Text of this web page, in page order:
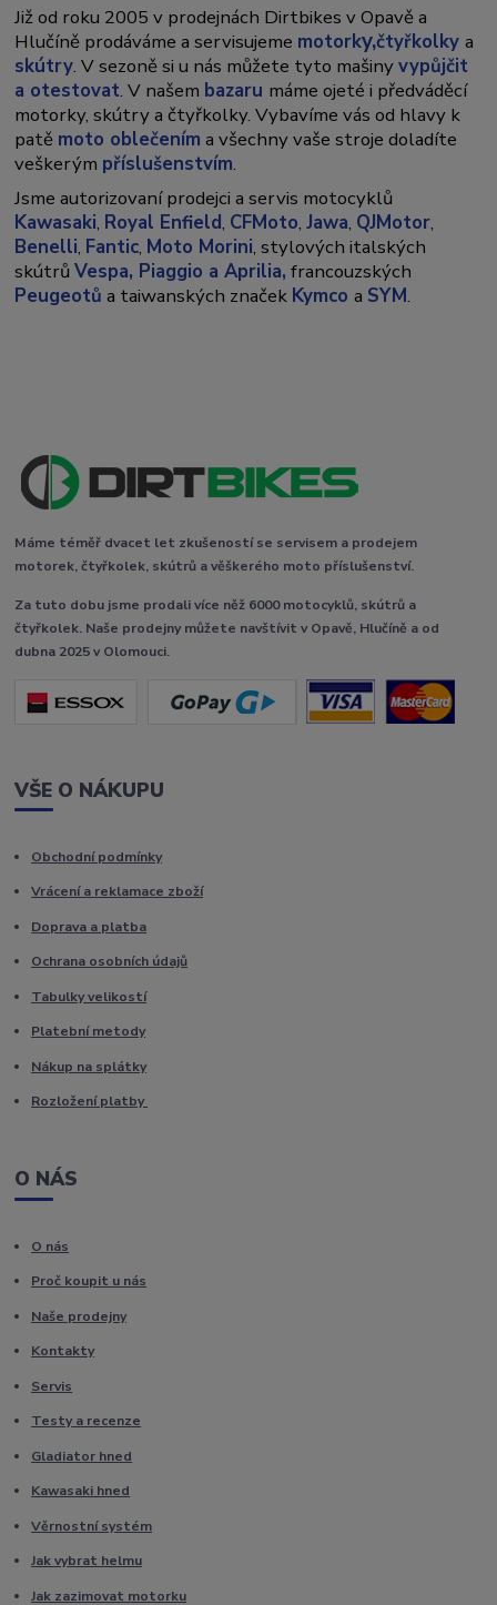
Již od roku 2005 v prodejnách Dirtbikes v Opavě a
Hlučíně prodáváme a servisujeme motorky,čtyřkolkya
skútry. V sezoně si u nás můžete tyto mašinyvypůjčit
a otestovat. V našem bazaru máme ojeté i předváděcí
motorky, skútry a čtyřkolky. Vybavíme vás od hlavy k
patě moto oblečením a všechny vaše stroje doladíte
veškerým příslušenstvím.
Jsme autorizovaní prodejci a servis motocyklů
Kawasaki, Royal Enfield, CFMoto,Jawa, QJMotor,
Benelli, Fantic, Moto Morini, stylových italských
skútrůVespa, Piaggio a Aprilia, francouzských
Peugeotů a taiwanských značek Kymcoa SYM.
Máme téměř dvacet let zkušeností se servisem a prodejem
motorek, čtyřkolek, skútrů a věškerého moto příslušenství.
Za tuto dobu jsme prodali více něž 6000 motocyklů, skútrů a
čtyřkolek. Naše prodejny můžete navštívit v Opavě, Hlučíně a od
dubna 2025 v Olomouci.
VŠE O NÁKUPU
Obchodní podmínky
Vrácení a reklamace zboží
Doprava a platba
Ochrana osobních údajů
Tabulky velikostí
Platební metody
Nákup na splátky
Rozložení platby
O NÁS
O nás
Proč koupit u nás
Naše prodejny
Kontakty
Servis
Testy a recenze
Gladiator hned
Kawasaki hned
Věrnostní systém
Jak vybrat helmu
Jak zazimovat motorku